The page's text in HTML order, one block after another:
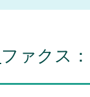
ファクス